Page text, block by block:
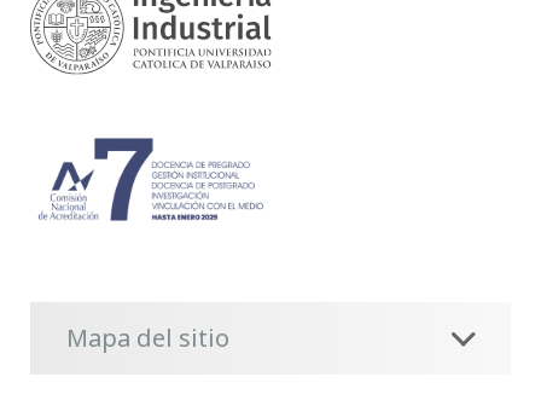
Mapa del sitio